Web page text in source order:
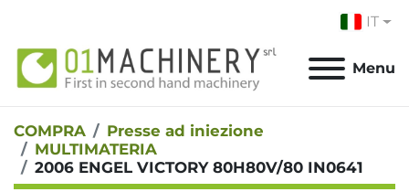
IT
Menu
COMPRA
Presse ad iniezione
MULTIMATERIA
2006 ENGEL VICTORY 80H80V/80 IN0641